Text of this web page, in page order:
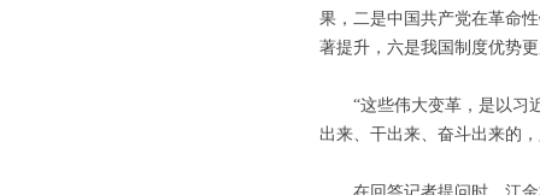
果，二是中国共产党在革命
著提升，六是我国制度优势
“这些伟大变革，是以习近
出来、干出来、奋斗出来的